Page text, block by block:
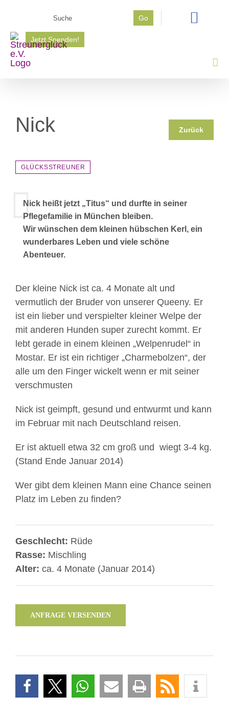
springen
Go
Jetzt Spenden!
Nick Zurück
GLÜCKSSTREUNER
Nick heißt jetzt „Titus“ und durfte in seiner
Pflegefamilie in München bleiben.
Wir wünschen dem kleinen hübschen Kerl, ein
wunderbares Leben und viele schöne
Abenteuer.
Der kleine Nick ist ca. 4 Monate alt und
vermutlich der Bruder von unserer Queeny. Er
ist ein lieber und verspielter kleiner Welpe der
mit anderen Hunden super zurecht kommt. Er
lebt gerade in einem kleinen „Welpenrudel“ in
Mostar. Er ist ein richtiger „Charmebolzen“, der
alle um den Finger wickelt wenn er mit seiner
verschmusten
Nick ist geimpft, gesund und entwurmt und kann
im Februar mit nach Deutschland reisen.
Er ist aktuell etwa 32 cm groß und wiegt 3-4 kg.
(Stand Ende Januar 2014)
Wer gibt dem kleinen Mann eine Chance seinen
Platz im Leben zu finden?
Geschlecht: Rüde
Rasse: Mischling
Alter: ca. 4 Monate (Januar 2014)
ANFRAGE VERSENDEN